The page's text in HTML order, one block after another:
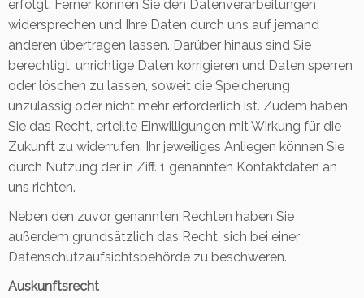
erfolgt. Ferner können Sie den Datenverarbeitungen
widersprechen und Ihre Daten durch uns auf jemand
anderen übertragen lassen. Darüber hinaus sind Sie
berechtigt, unrichtige Daten korrigieren und Daten sperren
oder löschen zu lassen, soweit die Speicherung
unzulässig oder nicht mehr erforderlich ist. Zudem haben
Sie das Recht, erteilte Einwilligungen mit Wirkung für die
Zukunft zu widerrufen. Ihr jeweiliges Anliegen können Sie
durch Nutzung der in Ziff. 1 genannten Kontaktdaten an
uns richten.
Neben den zuvor genannten Rechten haben Sie
außerdem grundsätzlich das Recht, sich bei einer
Datenschutzaufsichtsbehörde zu beschweren.
Auskunftsrecht